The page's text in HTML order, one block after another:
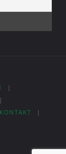
|
|
KONTAKT
|